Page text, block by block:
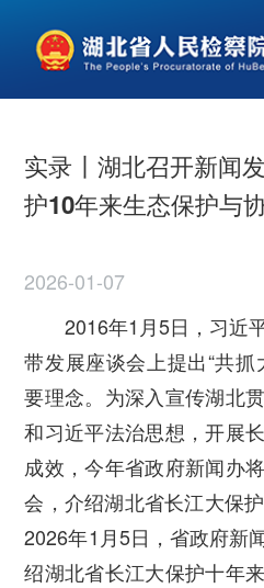
实录丨湖北召开新闻
护10年来生态保护与
2026-01-07
2016年1月5日，习近
带发展座谈会上提出“共
要理念。为深入宣传湖北
和习近平法治思想，开展
成效，今年省政府新闻办
会，介绍湖北省长江大保
2026年1月5日，省政府新
绍湖北省长江大保护十年